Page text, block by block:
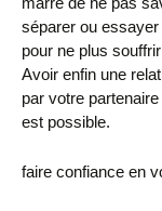
séparer ou
pour ne plus
Avoir enfin une
par votre
est possible.
faire confiance en